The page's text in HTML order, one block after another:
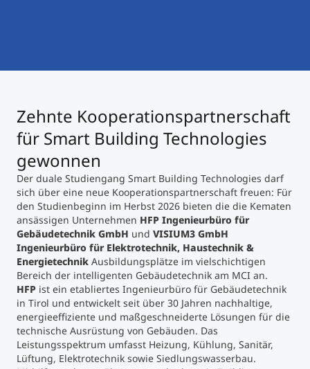
Study Finder Bachelor/Master
Masterclasses
Management-Seminare
Technische Weiterbildung
Maßgeschneiderte Programme
Studienberatung
Zehnte Kooperationspartnerschaft
für Smart Building Technologies
gewonnen
Der duale Studiengang Smart Building Technologies darf
sich über eine neue Kooperationspartnerschaft freuen: Für
den Studienbeginn im Herbst 2026 bieten die die Kematen
ansässigen Unternehmen HFP Ingenieurbüro für
Gebäudetechnik GmbH und VISIUM3 GmbH
Ingenieurbüro für Elektrotechnik, Haustechnik &
Energietechnik Ausbildungsplätze im vielschichtigen
Bereich der intelligenten Gebäudetechnik am MCI an.
HFP ist ein etabliertes Ingenieurbüro für Gebäudetechnik
in Tirol und entwickelt seit über 30 Jahren nachhaltige,
energieeffiziente und maßgeschneiderte Lösungen für die
technische Ausrüstung von Gebäuden. Das
Leistungsspektrum umfasst Heizung, Kühlung, Sanitär,
Lüftung, Elektrotechnik sowie Siedlungswasserbau.